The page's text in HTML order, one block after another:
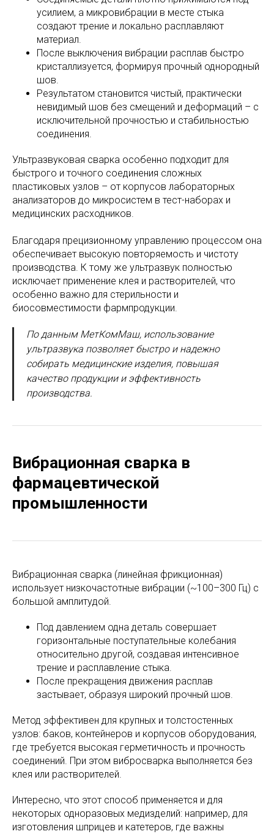
усилием, а микровибрации в месте стыка
создают трение и локально расплавляют
материал.
После выключения вибрации расплав быстро
кристаллизуется, формируя прочный однородный
шов.
Результатом становится чистый, практически
невидимый шов без смещений и деформаций – с
исключительной прочностью и стабильностью
соединения.
Ультразвуковая сварка особенно подходит для
быстрого и точного соединения сложных
пластиковых узлов – от корпусов лабораторных
анализаторов до микросистем в тест-наборах и
медицинских расходников.
Благодаря прецизионному управлению процессом она
обеспечивает высокую повторяемость и чистоту
производства. К тому же ультразвук полностью
исключает применение клея и растворителей, что
особенно важно для стерильности и
биосовместимости фармпродукции.
По данным МетКомМаш, использование
ультразвука позволяет быстро и надежно
собирать медицинские изделия, повышая
качество продукции и эффективность
производства.
Вибрационная сварка в
фармацевтической
промышленности
Вибрационная сварка (линейная фрикционная)
использует низкочастотные вибрации (~100–300 Гц) с
большой амплитудой.
Под давлением одна деталь совершает
горизонтальные поступательные колебания
относительно другой, создавая интенсивное
трение и расплавление стыка.
После прекращения движения расплав
застывает, образуя широкий прочный шов.
Метод эффективен для крупных и толстостенных
узлов: баков, контейнеров и корпусов оборудования,
где требуется высокая герметичность и прочность
соединений. При этом вибросварка выполняется без
клея или растворителей.
Интересно, что этот способ применяется и для
некоторых одноразовых медизделий: например, для
изготовления шприцев и катетеров, где важны